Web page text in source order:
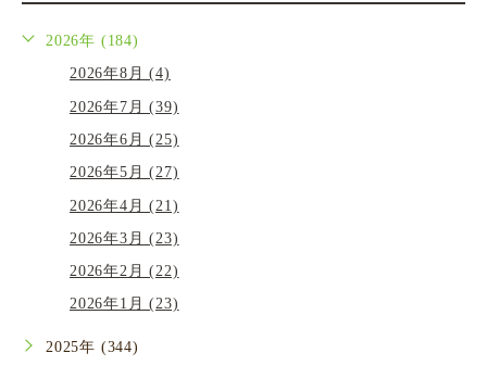
2026年 (184)
2026年8月 (4)
2026年7月 (39)
2026年6月 (25)
2026年5月 (27)
2026年4月 (21)
2026年3月 (23)
2026年2月 (22)
2026年1月 (23)
2025年 (344)